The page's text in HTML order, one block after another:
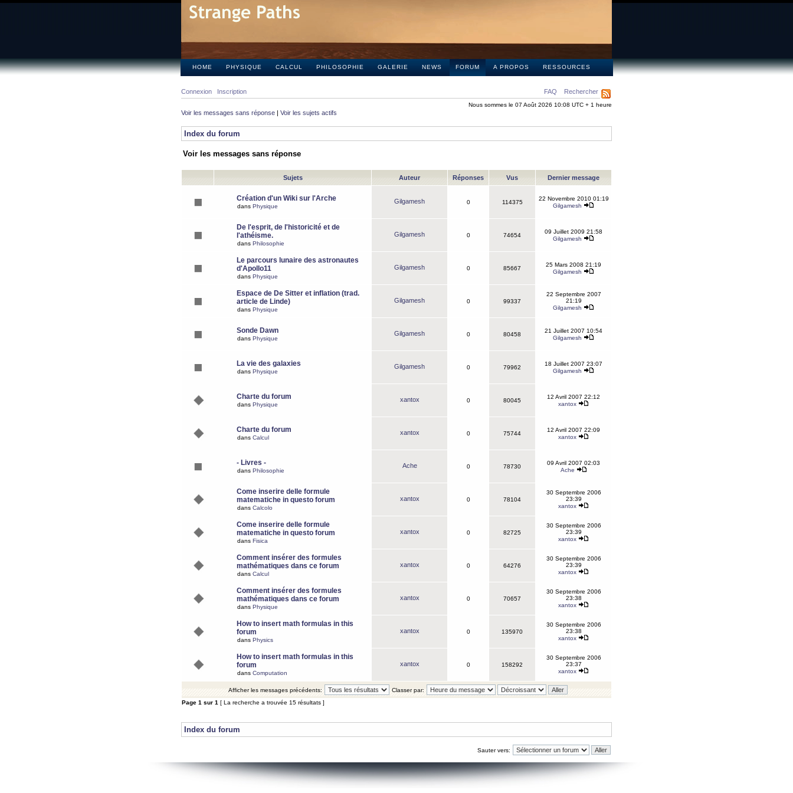
HOME PHYSIQUE CALCUL PHILOSOPHIE GALERIE NEWS FORUM A PROPOS RESSOURCES
FAQ Rechercher
Connexion Inscription
Nous sommes le 07 Août 2026 10:08 UTC + 1 heure
Voir les messages sans réponse | Voir les sujets actifs
Index du forum
Voir les messages sans réponse
Sujets Auteur Réponses Vus Dernier message
Création d'un Wiki sur l'Arche
dans Physique
Gilgamesh 0 114375
22 Novembre 2010 01:19
Gilgamesh
De l'esprit, de l'historicité et de
l'athéisme.
dans Philosophie
Gilgamesh 0 74654
09 Juillet 2009 21:58
Gilgamesh
Le parcours lunaire des astronautes
d'Apollo11
dans Physique
Gilgamesh 0 85667
25 Mars 2008 21:19
Gilgamesh
Espace de De Sitter et inflation (trad.
article de Linde)
dans Physique
Gilgamesh 0 99337
22 Septembre 2007
21:19
Gilgamesh
Sonde Dawn
dans Physique
Gilgamesh 0 80458
21 Juillet 2007 10:54
Gilgamesh
La vie des galaxies
dans Physique
Gilgamesh 0 79962
18 Juillet 2007 23:07
Gilgamesh
Charte du forum
dans Physique
xantox 0 80045
12 Avril 2007 22:12
xantox
Charte du forum
dans Calcul
xantox 0 75744
12 Avril 2007 22:09
xantox
- Livres -
dans Philosophie
Ache 0 78730
09 Avril 2007 02:03
Ache
Come inserire delle formule
matematiche in questo forum
dans Calcolo
xantox 0 78104
30 Septembre 2006
23:39
xantox
Come inserire delle formule
matematiche in questo forum
dans Fisica
xantox 0 82725
30 Septembre 2006
23:39
xantox
Comment insérer des formules
mathématiques dans ce forum
dans Calcul
xantox 0 64276
30 Septembre 2006
23:39
xantox
Comment insérer des formules
mathématiques dans ce forum
dans Physique
xantox 0 70657
30 Septembre 2006
23:38
xantox
How to insert math formulas in this
forum
dans Physics
xantox 0 135970
30 Septembre 2006
23:38
xantox
How to insert math formulas in this
forum
dans Computation
xantox 0 158292
30 Septembre 2006
23:37
xantox
Afficher les messages précédents:
Classer par:
Page 1 sur 1 [ La recherche a trouvée 15 résultats ]
Index du forum
Sauter vers: